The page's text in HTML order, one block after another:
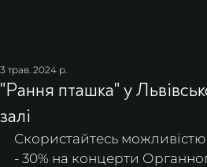
"Рання пташка" у
залі
3 трав. 2024 р.
Скористайтесь
- 30% на концерти